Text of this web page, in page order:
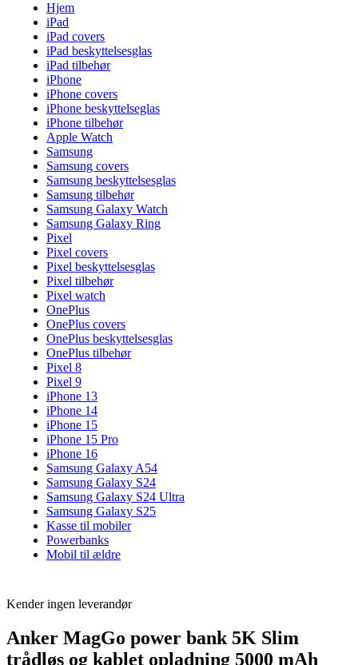
Hjem
iPad
iPad covers
iPad beskyttelsesglas
iPad tilbehør
iPhone
iPhone covers
iPhone beskyttelseglas
iPhone tilbehør
Apple Watch
Samsung
Samsung covers
Samsung beskyttelsesglas
Samsung tilbehør
Samsung Galaxy Watch
Samsung Galaxy Ring
Pixel
Pixel covers
Pixel beskyttelsesglas
Pixel tilbehør
Pixel watch
OnePlus
OnePlus covers
OnePlus beskyttelsesglas
OnePlus tilbehør
Pixel 8
Pixel 9
iPhone 13
iPhone 14
iPhone 15
iPhone 15 Pro
iPhone 16
Samsung Galaxy A54
Samsung Galaxy S24
Samsung Galaxy S24 Ultra
Samsung Galaxy S25
Kasse til mobiler
Powerbanks
Mobil til ældre
Kender ingen leverandør
Anker MagGo power bank 5K Slim
trådløs og kablet opladning 5000 mAh